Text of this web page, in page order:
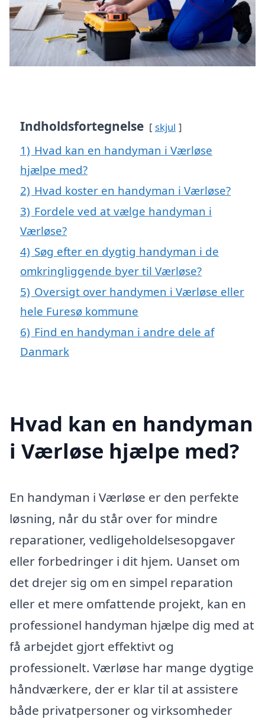
Indholdsfortegnelse skjul
1) Hvad kan en handyman i Værløse
hjælpe med?
2) Hvad koster en handyman i Værløse?
3) Fordele ved at vælge handyman i
Værløse?
4) Søg efter en dygtig handyman i de
omkringliggende byer til Værløse?
5) Oversigt over handymen i Værløse eller
hele Furesø kommune
6) Find en handyman i andre dele af
Danmark
Hvad kan en handyman
i Værløse hjælpe med?
En handyman i Værløse er den perfekte
løsning, når du står over for mindre
reparationer, vedligeholdelsesopgaver
eller forbedringer i dit hjem. Uanset om
det drejer sig om en simpel reparation
eller et mere omfattende projekt, kan en
professionel handyman hjælpe dig med at
få arbejdet gjort effektivt og
professionelt. Værløse har mange dygtige
håndværkere, der er klar til at assistere
både privatpersoner og virksomheder